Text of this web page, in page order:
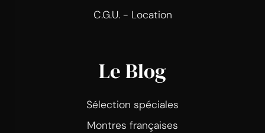
C.G.U. - Location
Le Blog
Sélection spéciales
Montres françaises